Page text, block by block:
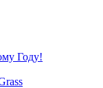
Году!